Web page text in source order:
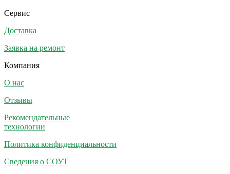
Сервис
Доставка
Заявка на ремонт
Компания
О нас
Отзывы
Рекомендательные
технологии
Политика конфиденциальности
Сведения о СОУТ